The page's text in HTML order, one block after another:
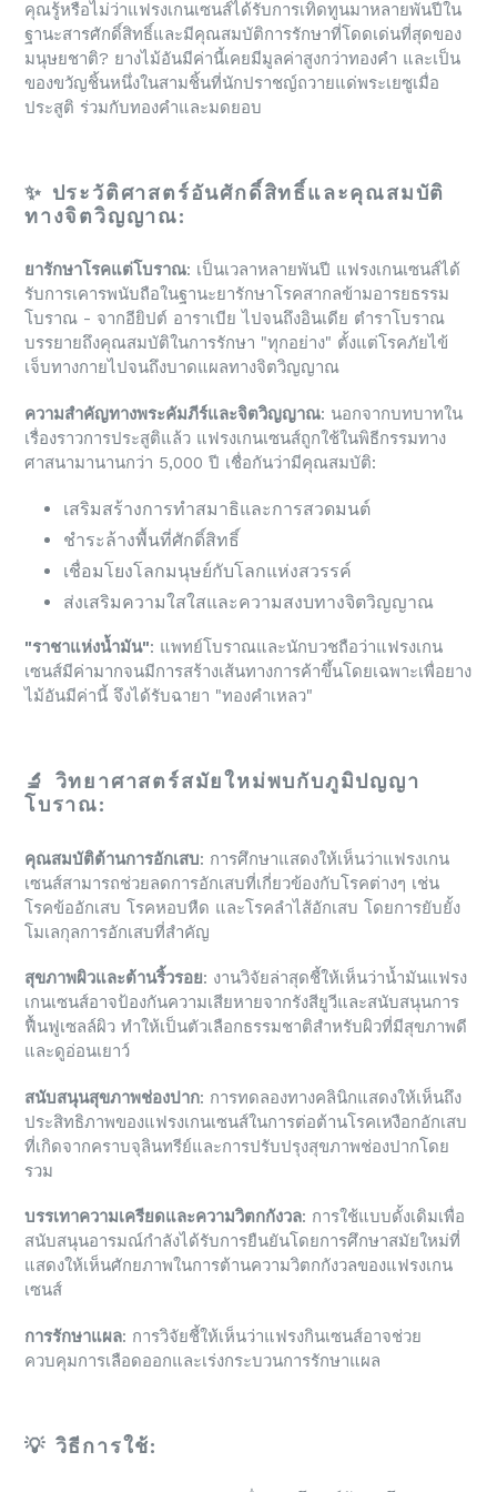
คุณรู้หรือไม่ว่าแฟรงเกนเซนส์ได้รับการเทิดทูนมาหลายพันปีใน
ฐานะสารศักดิ์สิทธิ์และมีคุณสมบัติการรักษาที่โดดเด่นที่สุดของ
มนุษยชาติ? ยางไม้อันมีค่านี้เคยมีมูลค่าสูงกว่าทองคำ และเป็น
ของขวัญชิ้นหนึ่งในสามชิ้นที่นักปราชญ์ถวายแด่พระเยซูเมื่อ
ประสูติ ร่วมกับทองคำและมดยอบ
✨ ประวัติศาสตร์อันศักดิ์สิทธิ์และคุณสมบัติ
ทางจิตวิญญาณ:
ยารักษาโรคแต่โบราณ: เป็นเวลาหลายพันปี แฟรงเกนเซนส์ได้
รับการเคารพนับถือในฐานะยารักษาโรคสากลข้ามอารยธรรม
โบราณ - จากอียิปต์ อาราเบีย ไปจนถึงอินเดีย ตำราโบราณ
บรรยายถึงคุณสมบัติในการรักษา "ทุกอย่าง" ตั้งแต่โรคภัยไข้
เจ็บทางกายไปจนถึงบาดแผลทางจิตวิญญาณ
ความสำคัญทางพระคัมภีร์และจิตวิญญาณ: นอกจากบทบาทใน
เรื่องราวการประสูติแล้ว แฟรงเกนเซนส์ถูกใช้ในพิธีกรรมทาง
ศาสนามานานกว่า 5,000 ปี เชื่อกันว่ามีคุณสมบัติ:
เสริมสร้างการทำสมาธิและการสวดมนต์
ชำระล้างพื้นที่ศักดิ์สิทธิ์
เชื่อมโยงโลกมนุษย์กับโลกแห่งสวรรค์
ส่งเสริมความใสใสและความสงบทางจิตวิญญาณ
"ราชาแห่งน้ำมัน": แพทย์โบราณและนักบวชถือว่าแฟรงเกน
เซนส์มีค่ามากจนมีการสร้างเส้นทางการค้าขึ้นโดยเฉพาะเพื่อยาง
ไม้อันมีค่านี้ จึงได้รับฉายา "ทองคำเหลว"
🔬 วิทยาศาสตร์สมัยใหม่พบกับภูมิปญญา
โบราณ:
คุณสมบัติต้านการอักเสบ: การศึกษาแสดงให้เห็นว่าแฟรงเกน
เซนส์สามารถช่วยลดการอักเสบที่เกี่ยวข้องกับโรคต่างๆ เช่น
โรคข้ออักเสบ โรคหอบหืด และโรคลำไส้อักเสบ โดยการยับยั้ง
โมเลกุลการอักเสบที่สำคัญ
สุขภาพผิวและต้านริ้วรอย: งานวิจัยล่าสุดชี้ให้เห็นว่าน้ำมันแฟรง
เกนเซนส์อาจป้องกันความเสียหายจากรังสียูวีและสนับสนุนการ
ฟื้นฟูเซลล์ผิว ทำให้เป็นตัวเลือกธรรมชาติสำหรับผิวที่มีสุขภาพดี
และดูอ่อนเยาว์
สนับสนุนสุขภาพช่องปาก: การทดลองทางคลินิกแสดงให้เห็นถึง
ประสิทธิภาพของแฟรงเกนเซนส์ในการต่อต้านโรคเหงือกอักเสบ
ที่เกิดจากคราบจุลินทรีย์และการปรับปรุงสุขภาพช่องปากโดย
รวม
บรรเทาความเครียดและความวิตกกังวล: การใช้แบบดั้งเดิมเพื่อ
สนับสนุนอารมณ์กำลังได้รับการยืนยันโดยการศึกษาสมัยใหม่ที่
แสดงให้เห็นศักยภาพในการต้านความวิตกกังวลของแฟรงเกน
เซนส์
การรักษาแผล: การวิจัยชี้ให้เห็นว่าแฟรงกินเซนส์อาจช่วย
ควบคุมการเลือดออกและเร่งกระบวนการรักษาแผล
💡 วิธีการใช้: